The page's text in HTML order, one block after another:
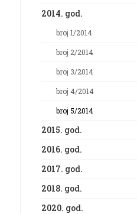
2014. god.
broj 1/2014
broj 2/2014
broj 3/2014
broj 4/2014
broj 5/2014
2015. god.
2016. god.
2017. god.
2018. god.
2020. god.